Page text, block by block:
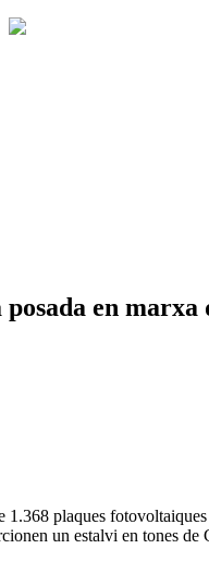
en marxa
plaques
un estalvi en tones de